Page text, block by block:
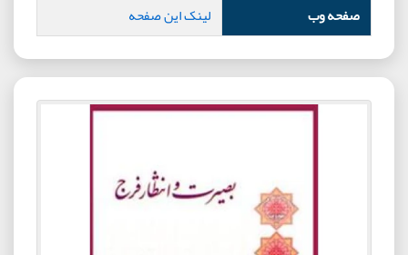
صفحه وب
لینک این صفحه